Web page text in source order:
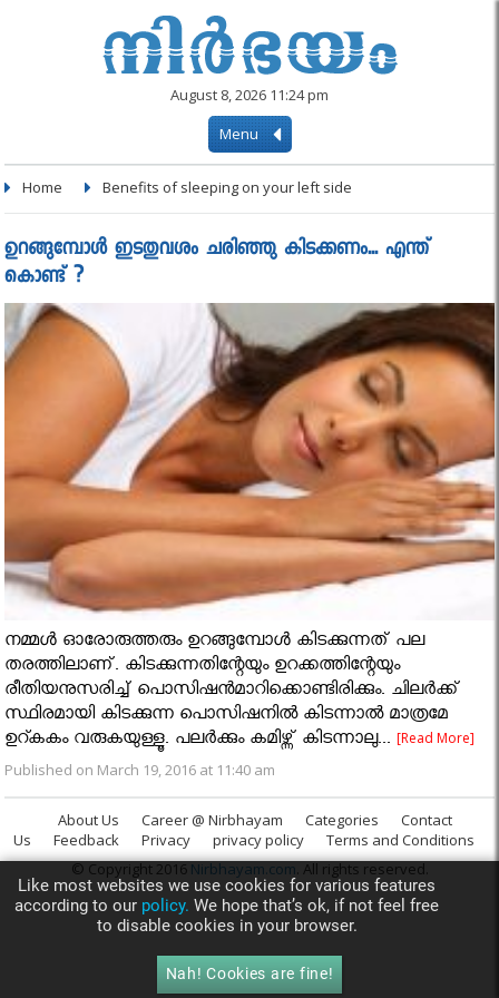
August 8, 2026 11:24 pm
Menu
Home Benefits of sleeping on your left side
ഉറങ്ങുമ്പോള്‍ ഇടതുവശം ചരിഞ്ഞു കിടക്കണം... എന്ത്
കൊണ്ട് ?
നമ്മൾ ഓരോരുത്തരും ഉറങ്ങുമ്പോൾ കിടക്കുന്നത് പല
തരത്തിലാണ്. കിടക്കുന്നതിന്റേയും ഉറക്കത്തിന്റേയും
രീതിയനുസരിച്ച് പൊസിഷന്‍മാറിക്കൊണ്ടിരിക്കും. ചിലര്‍ക്ക്
സ്ഥിരമായി കിടക്കുന്ന പൊസിഷനില്‍ കിടന്നാല്‍ മാത്രമേ
ഉറ്കകം വരുകയുള്ളൂ. പലര്‍ക്കും കമിഴ്ന്ന് കിടന്നാലു...[Read More]
Published on March 19, 2016 at 11:40 am
About Us Career @ Nirbhayam Categories
Contact
Us
Feedback Privacy privacy policy
Terms and Conditions
© Copyright 2016 Nirbhayam.com. All rights reserved.
Like most websites we use cookies for various features
according to our policy. We hope that’s ok, if not feel free
to disable cookies in your browser.
Nah! Cookies are fine!